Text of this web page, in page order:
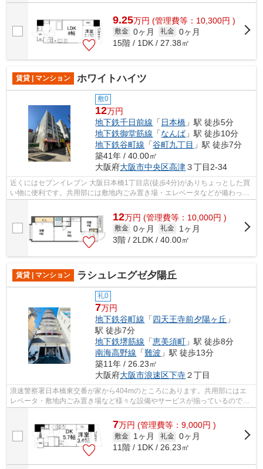
9.25万円 (管理費等：10,300円 )
敷金 0ヶ月 礼金 0ヶ月
15階 / 1DK / 27.38㎡
賃貸 | マンション ホワイトハイツ
敷0
12万円
地下鉄千日前線 「 日本橋 」駅 徒歩5分
地下鉄御堂筋線 「なんば」駅 徒歩10分
地下鉄谷町線 「谷町九丁目 」駅 徒歩7分
築41年 / 40.00㎡
大阪府大阪市中央区高津３丁目2-34
近くにはセブンイレブン 大阪日本橋1丁目店(徒歩4分)がありちょっとした買
い物に便利です。共用部には敷地内ごみ置き場・エレベータなどが備わって
12万円 (管理費等：10,000円 )
敷金 0ヶ月 礼金
1ヶ月
3階 / 2LDK / 40.00㎡
賃貸 | マンション ラシュレエグゼ夕陽丘
礼0
7万円
地下鉄谷町線 「四天王寺前夕陽ヶ丘 」
駅 徒歩7分
地下鉄堺筋線 「恵美須町 」駅 徒歩8分
南海高野線 「難波 」駅 徒歩13分
築11年 / 26.23㎡
大阪府大阪市浪速区下寺２丁目
浪速警察署日本橋東交番が家から404mのところにあります。共用部にはエ
レベータ・敷地内ごみ置き場など様々な設備やサービスが揃っているので便
利です。造りとデザインに関して、自信...
7万円 (管理費等：9,000円 )
敷金 1ヶ月 礼金 0ヶ月
11階 / 1DK / 26.23㎡